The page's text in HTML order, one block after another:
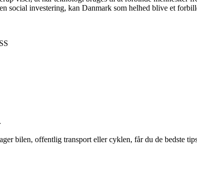
investering, kan Danmark som helhed blive et
bilen, offentlig transport eller cyklen, får du de bedste